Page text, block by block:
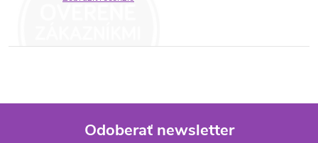
Odoberať newsletter